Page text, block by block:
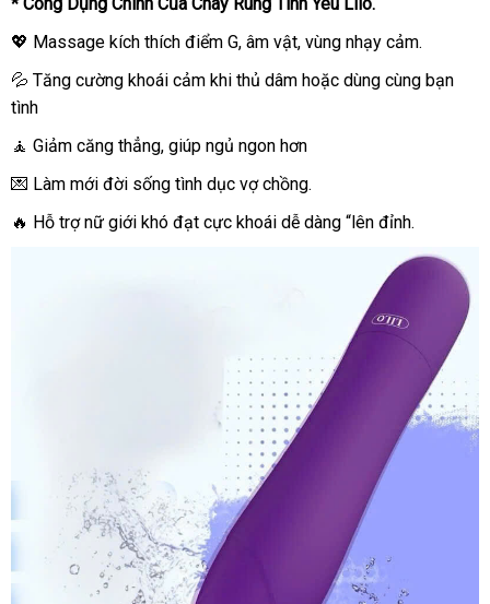
💖 Massage kích thích điểm G, âm vật, vùng nhạy cảm.
💦 Tăng cường khoái cảm khi thủ dâm hoặc dùng cùng bạn
tình
🧘 Giảm căng thẳng, giúp ngủ ngon hơn
💌 Làm mới đời sống tình dục vợ chồng.
🔥 Hỗ trợ nữ giới khó đạt cực khoái dễ dàng “lên đỉnh.